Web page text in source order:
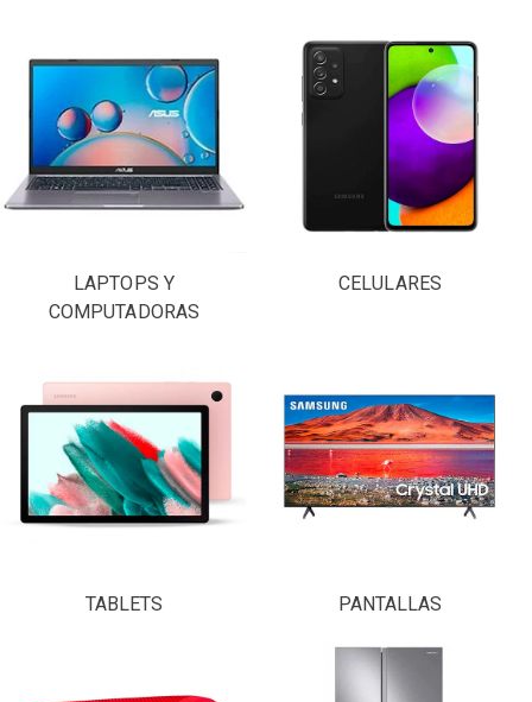
LAPTOPS Y
COMPUTADORAS
CELULARES
TABLETS PANTALLAS